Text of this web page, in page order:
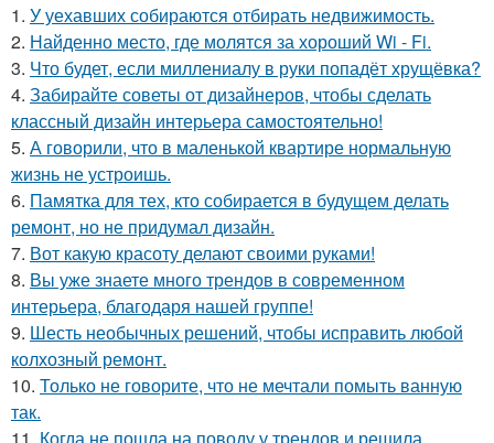
1. У уехавших собираются отбирать недвижимость.
2. Найденно место, где молятся за хороший Wi - Fi.
3. Что будет, если миллениалу в руки попадёт хрущёвка?
4. Забирайте советы от дизайнеров, чтобы сделать
классный дизайн интерьера самостоятельно!
5. А говорили, что в маленькой квартире нормальную
жизнь не устроишь.
6. Памятка для тех, кто собирается в будущем делать
ремонт, но не придумал дизайн.
7. Вот какую красоту делают своими руками!
8. Вы уже знаете много трендов в современном
интерьера, благодаря нашей группе!
9. Шесть необычных решений, чтобы исправить любой
колхозный ремонт.
10. Только не говорите, что не мечтали помыть ванную
так.
11. Когда не пошла на поводу у трендов и решила